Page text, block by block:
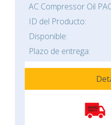
AC Compressor Oil
ID del Producto:
Disponible:
Plazo de entrega: